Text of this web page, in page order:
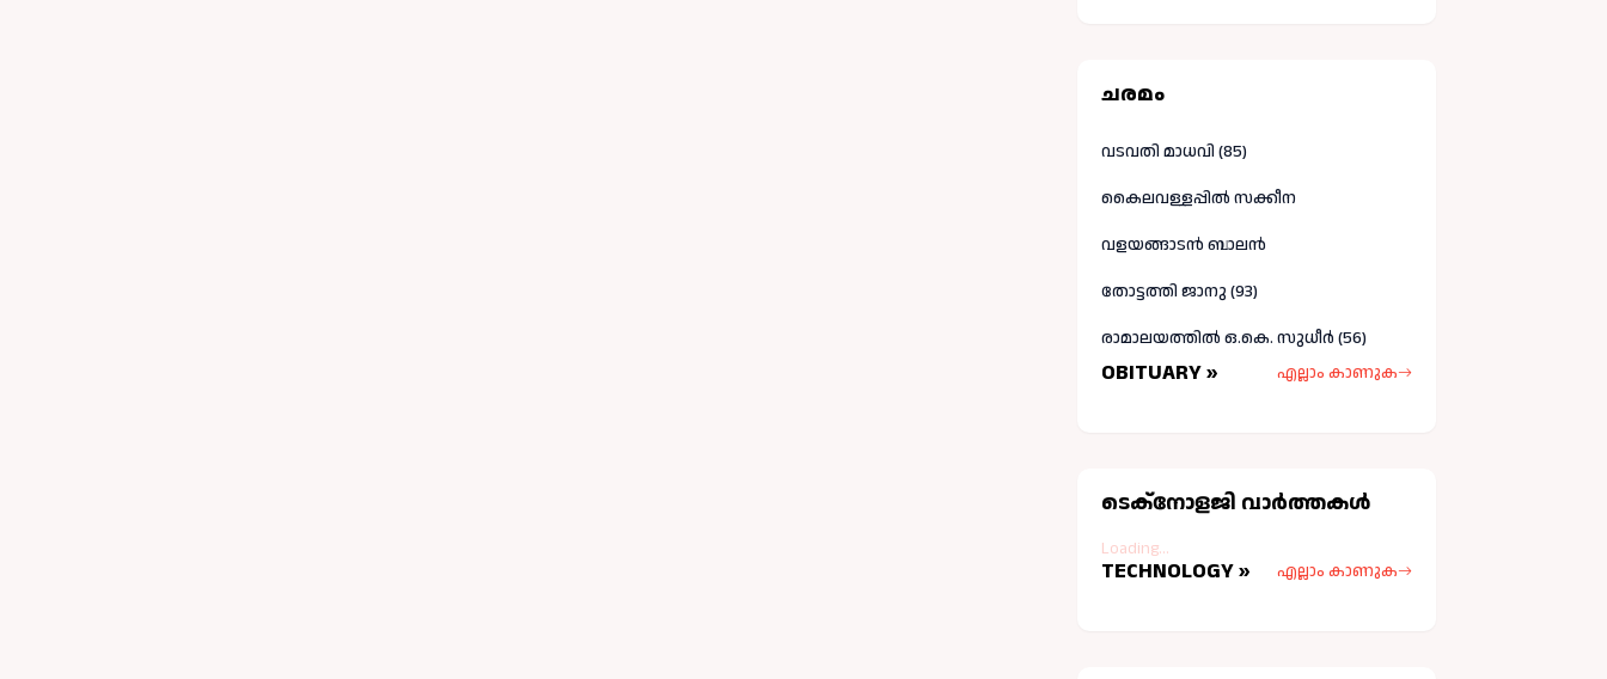
ചരമം
വടവതി മാധവി (85)
കൈലവള്ളപ്പിൽ സക്കീന
വളയങ്ങാടൻ ബാലൻ
തോട്ടത്തി ജാനു (93)
രാമാലയത്തിൽ ഒ.കെ. സുധീർ (56)
OBITUARY » എല്ലാം കാണുക
ടെക്നോളജി വാർത്തകള്‍
Loading...
TECHNOLOGY » എല്ലാം കാണുക